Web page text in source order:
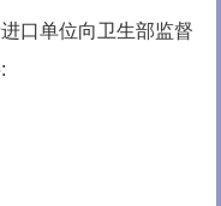
口单位向卫生部监督